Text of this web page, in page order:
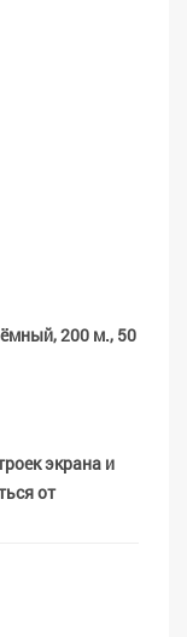
200 м., 50
экрана и
от